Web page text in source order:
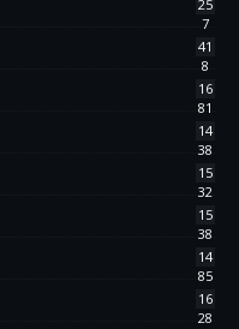
25
7
41
8
16
81
14
38
15
32
15
38
14
85
16
28